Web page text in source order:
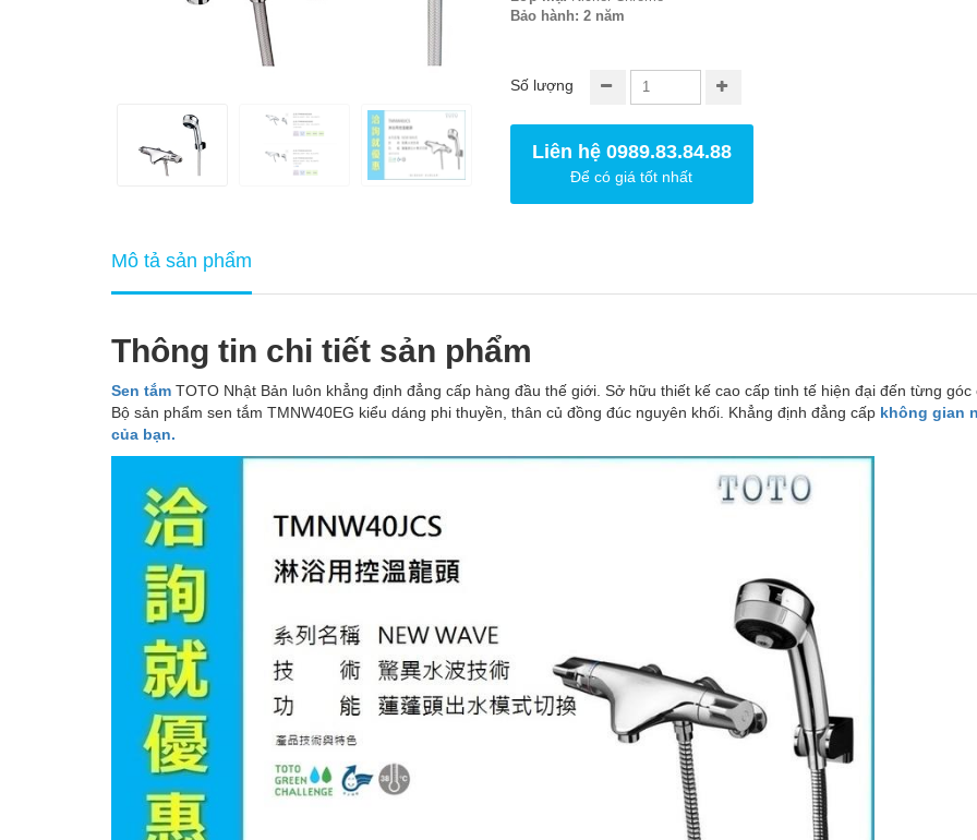
Bảo hành: 2 năm
Số lượng
Liên hệ 0989.83.84.88
Để có giá tốt nhất
Mô tả sản phẩm
Thông tin chi tiết sản phẩm
Sen tắm TOTO Nhật Bản luôn khẳng định đẳng cấp hàng đầu thế giới. Sở hữu thiết kế cao cấp tinh tế hiện đại đến từng góc
Bộ sản phẩm sen tắm TMNW40EG kiểu dáng phi thuyền, thân củ đồng đúc nguyên khối. Khẳng định đẳng cấp không gian
của bạn.